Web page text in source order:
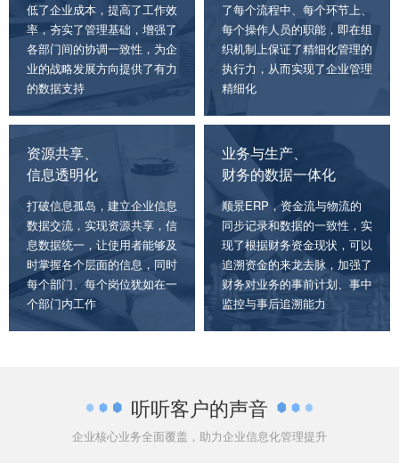
低了企业成本，提高了工作效
率，夯实了管理基础，增强了
各部门间的协调一致性，为企
业的战略发展方向提供了有力
的数据支持
了每个流程中、每个环节上、
每个操作人员的职能，即在组
织机制上保证了精细化管理的
执行力，从而实现了企业管理
精细化
资源共享、
信息透明化
打破信息孤岛，建立企业信息
数据交流，实现资源共享，信
息数据统一，让使用者能够及
时掌握各个层面的信息，同时
每个部门、每个岗位犹如在一
个部门内工作
业务与生产、
财务的数据一体化
顺景ERP，资金流与物流的
同步记录和数据的一致性，实
现了根据财务资金现状，可以
追溯资金的来龙去脉，加强了
财务对业务的事前计划、事中
监控与事后追溯能力
听听客户的声音
企业核心业务全面覆盖，助力企业信息化管理提升